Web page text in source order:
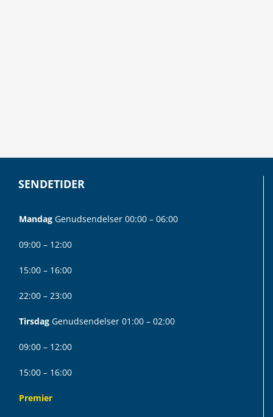
SENDETIDER
Mandag Genudsendelser 00:00 – 06:00
09:00 – 12:00
15:00 – 16:00
22:00 – 23:00
Tirsdag Genudsendelser 01:00 – 02:00
09:00 – 12:00
15:00 – 16:00
Premier